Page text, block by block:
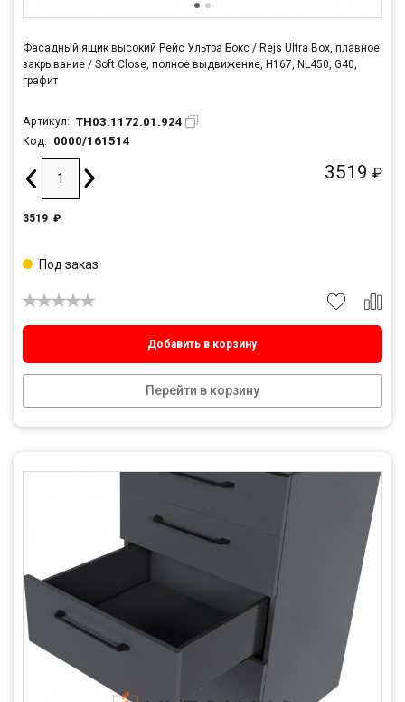
Фасадный ящик высокий Рейс Ультра Бокс / Rejs Ultra Box, плавное
закрывание / Soft Close, полное выдвижение, H167, NL450, G40,
графит
Артикул: TH03.1172.01.924
Код: 0000/161514
3519 ₽
3519 ₽
Добавить в корзину
Перейти в корзину
Под заказ